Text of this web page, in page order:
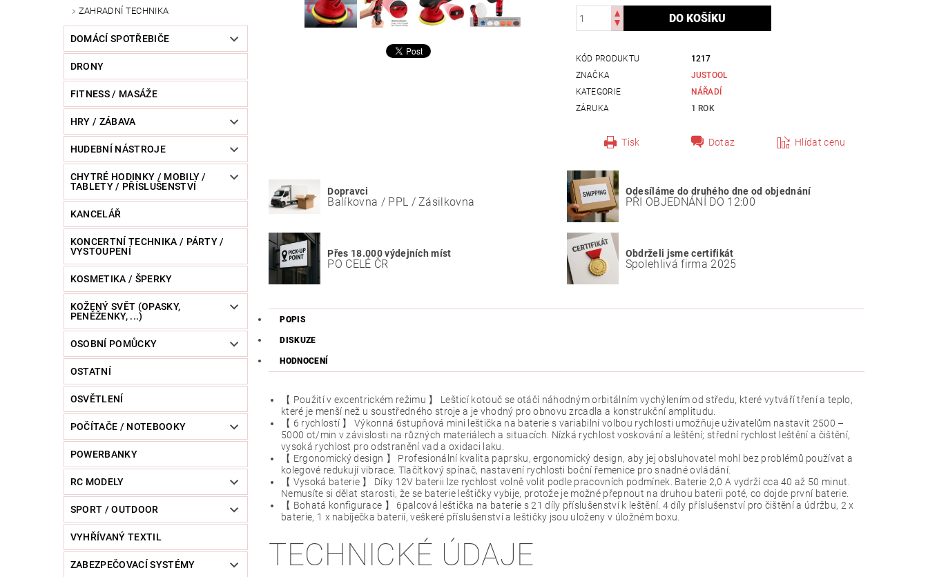
ZAHRADNÍ TECHNIKA
DOMÁCÍ SPOTŘEBIČE
DRONY
FITNESS / MASÁŽE
HRY / ZÁBAVA
HUDEBNÍ NÁSTROJE
CHYTRÉ HODINKY / MOBILY /
TABLETY / PŘÍSLUŠENSTVÍ
KANCELÁŘ
KONCERTNÍ TECHNIKA / PÁRTY /
VYSTOUPENÍ
KOSMETIKA / ŠPERKY
KOŽENÝ SVĚT (OPASKY,
PENĚŽENKY, ...)
OSOBNÍ POMŮCKY
OSTATNÍ
OSVĚTLENÍ
POČÍTAČE / NOTEBOOKY
POWERBANKY
RC MODELY
SPORT / OUTDOOR
VYHŘÍVANÝ TEXTIL
ZABEZPEČOVACÍ SYSTÉMY
KÓD PRODUKTU
1217
ZNAČKA
JUSTOOL
KATEGORIE
NÁŘADÍ
ZÁRUKA
1 ROK
Tisk Dotaz Hlídat cenu
Dopravci
Balíkovna / PPL / Zásilkovna
Odesíláme do druhého dne od objednání
PŘI OBJEDNÁNÍ DO 12:00
Přes 18.000 výdejních míst
PO CELÉ ČR
Obdrželi jsme certifikát
Spolehlivá firma 2025
POPIS
DISKUZE
HODNOCENÍ
【 Použití v excentrickém režimu 】 Lešticí kotouč se otáčí náhodným orbitálním vychýlením od středu, které vytváří tření a teplo,
které je menší než u soustředného stroje a je vhodný pro obnovu zrcadla a konstrukční amplitudu.
【 6 rychlostí 】 Výkonná 6stupňová mini leštička na baterie s variabilní volbou rychlosti umožňuje uživatelům nastavit 2500 –
5000 ot/min v závislosti na různých materiálech a situacích. Nízká rychlost voskování a leštění; střední rychlost leštění a čištění,
vysoká rychlost pro odstranění vad a oxidaci laku.
【 Ergonomický design 】 Profesionální kvalita paprsku, ergonomický design, aby jej obsluhovatel mohl bez problémů používat a
kolegové redukují vibrace. Tlačítkový spínač, nastavení rychlosti boční řemenice pro snadné ovládání.
【 Vysoká baterie 】 Díky 12V baterii lze rychlost volně volit podle pracovních podmínek. Baterie 2,0 A vydrží cca 40 až 50 minut.
Nemusíte si dělat starosti, že se baterie leštičky vybije, protože je možné přepnout na druhou baterii poté, co dojde první baterie.
【 Bohatá konfigurace 】 6palcová leštička na baterie s 21 díly příslušenství k leštění. 4 díly příslušenství pro čištění a údržbu, 2 x
baterie, 1 x nabíječka baterií, veškeré příslušenství a leštičky jsou uloženy v úložném boxu.
TECHNICKÉ ÚDAJE